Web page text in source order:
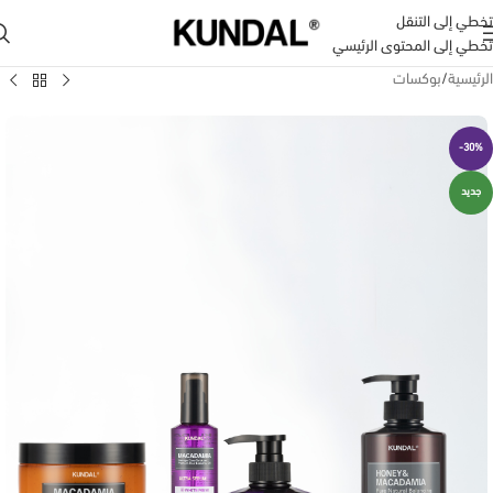
تخطي إلى التنقل
تخطي إلى المحتوى الرئيسي
الرئيسية/بوكسات
-30%
جديد